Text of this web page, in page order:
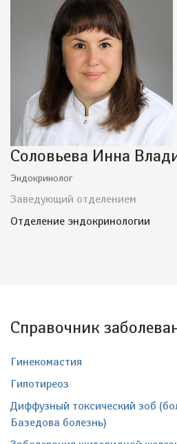
Соловьева Инна
Эндокринолог
Заведующий отделением
Отделение эндокринологии
Справочник
Гинекомастия
Гипотиреоз
Диффузный токсический зоб
Базедова болезнь)